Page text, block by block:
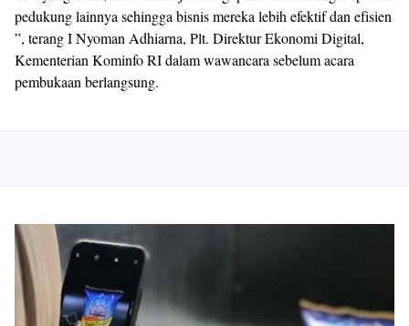
pedukung lainnya sehingga bisnis mereka lebih efektif dan efisien
”, terang I Nyoman Adhiarna, Plt. Direktur Ekonomi Digital,
Kementerian Kominfo RI dalam wawancara sebelum acara
pembukaan berlangsung.